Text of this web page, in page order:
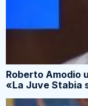
Roberto Amodio
«La Juve Stabia